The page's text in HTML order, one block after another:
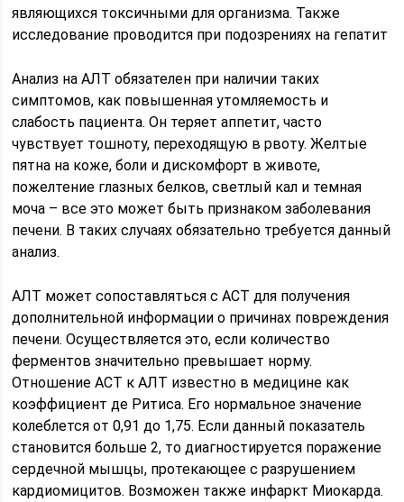
являющихся токсичными для организма. Также
исследование проводится при подозрениях на гепатит
Анализ на АЛТ обязателен при наличии таких
симптомов, как повышенная утомляемость и
слабость пациента. Он теряет аппетит, часто
чувствует тошноту, переходящую в рвоту. Желтые
пятна на коже, боли и дискомфорт в животе,
пожелтение глазных белков, светлый кал и темная
моча – все это может быть признаком заболевания
печени. В таких случаях обязательно требуется данный
анализ.
АЛТ может сопоставляться с АСТ для получения
дополнительной информации о причинах повреждения
печени. Осуществляется это, если количество
ферментов значительно превышает норму.
Отношение АСТ к АЛТ известно в медицине как
коэффициент де Ритиса. Его нормальное значение
колеблется от 0,91 до 1,75. Если данный показатель
становится больше 2, то диагностируется поражение
сердечной мышцы, протекающее с разрушением
кардиомицитов. Возможен также инфаркт Миокарда.